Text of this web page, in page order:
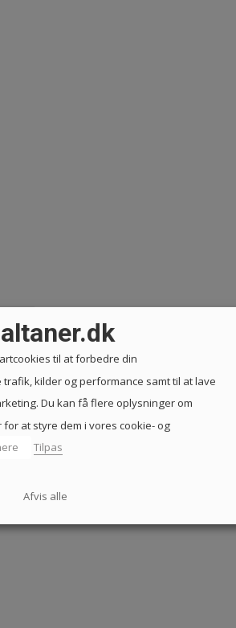
til at forbedre din
kilder og performance samt til at lave
Du kan få flere oplysninger om
at styre dem i vores cookie- og
Tilpas
Afvis alle